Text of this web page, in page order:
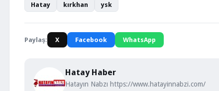
Hatay kırkhan ysk
Paylaş: X Facebook WhatsApp
Hatay Haber
Hatayın Nabzı https://www.hatayinnabzi.com/